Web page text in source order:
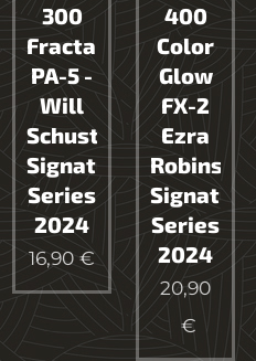
300
Fractal
PA-5 -
Will
Schusterick
Signature
Series
2024
16,90 €
400
Color
Glow
FX-2
Ezra
Robinson
Signature
Series
2024
20,90
€